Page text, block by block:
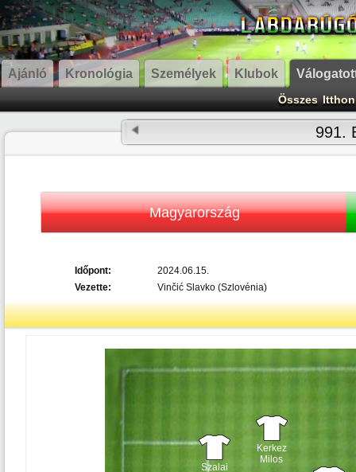
Ajánló Kronológia Személyek Klubok
Összes Itthon
991.
Magyarország
Időpont:
2024.06.15.
Vezette:
Vinčić Slavko (Szlovénia)
Szalai
Kerkez
Milos